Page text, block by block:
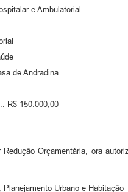
e Ambulatorial
de Andradina
R$ 150.000,00
Orçamentária, ora
Urbano e Habitação